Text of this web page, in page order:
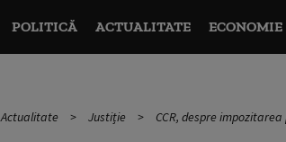
POLITICĂ ACTUALITATE ECONOMIE
Actualitate Justiție CCR, despre